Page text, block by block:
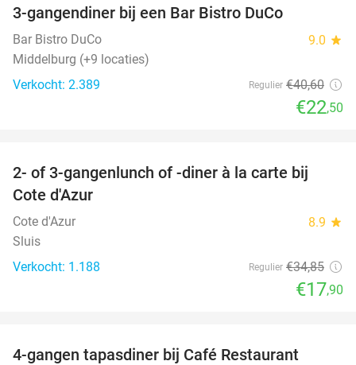
3-gangendiner bij een Bar Bistro DuCo
Bar Bistro DuCo 9.0 star
Middelburg (+9 locaties)
Verkocht: 2.389
Regulier €40,60
€22,50
49%
2- of 3-gangenlunch of -diner à la carte bij
Cote d'Azur
Cote d'Azur 8.9 star
Sluis
Verkocht: 1.188
Regulier €34,85
€17,90
4-gangen tapasdiner bij Café Restaurant